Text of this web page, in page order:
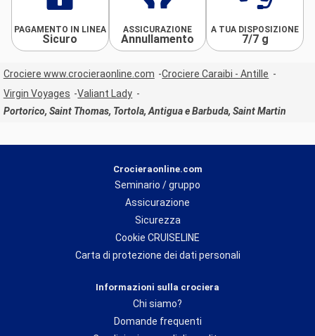
PAGAMENTO IN LINEA
Sicuro
ASSICURAZIONE
Annullamento
A TUA DISPOSIZIONE
7/7 g
Crociere www.crocieraonline.com
Crociere Caraibi - Antille
Virgin Voyages
Valiant Lady
Portorico, Saint Thomas, Tortola, Antigua e Barbuda, Saint Martin
Crocieraonline.com
Seminario / gruppo
Assicurazione
Sicurezza
Cookie CRUISELINE
Carta di protezione dei dati personali
Informazioni sulla crociera
Chi siamo?
Domande frequenti